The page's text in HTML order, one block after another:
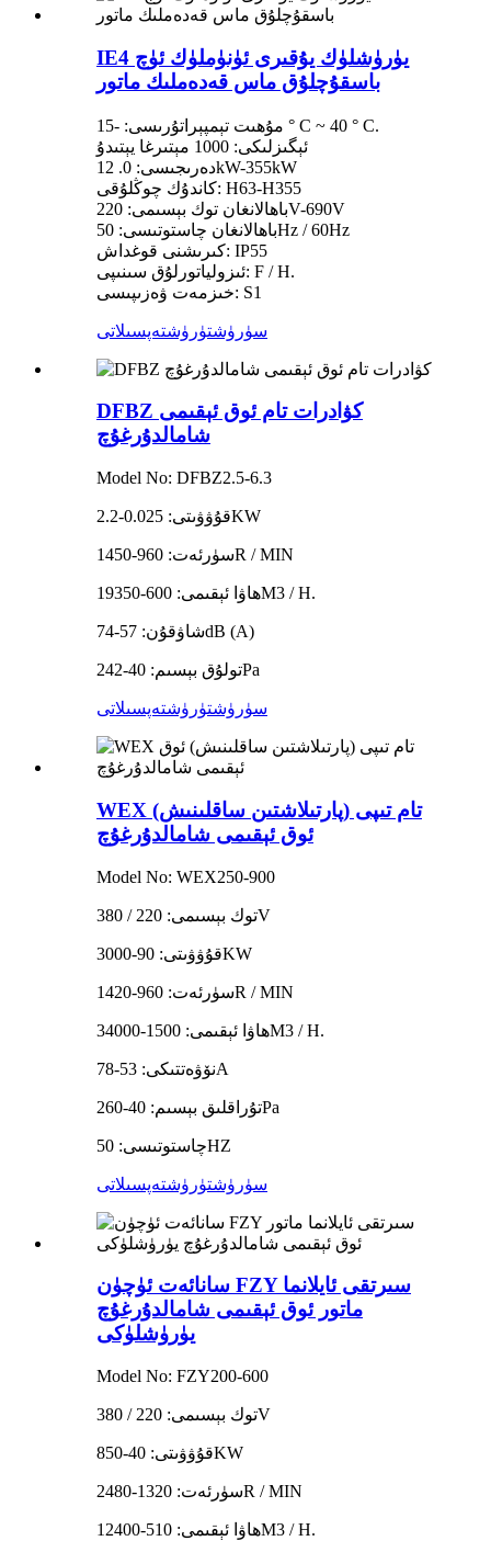
IE4 يۈرۈشلۈك يۇقىرى ئۈنۈملۈك ئۈچ
باسقۇچلۇق ماس قەدەملىك ماتور
مۇھىت تېمپېراتۇرىسى: -15 ° C ~ 40 ° C.
ئېگىزلىكى: 1000 مېتىرغا يېتىدۇ
دەرىجىسى: 0. 12kW-355kW
كاندۇك چوڭلۇقى: H63-H355
باھالانغان توك بېسىمى: 220V-690V
باھالانغان چاستوتىسى: 50Hz / 60Hz
كىرىشنى قوغداش: IP55
ئىزولياتورلۇق سىنىپى: F / H.
خىزمەت ۋەزىپىسى: S1
سۈرۈشتۈرۈشتەپسىلاتى
DFBZ كۋادرات تام ئوق ئېقىمى
شامالدۇرغۇچ
Model No: DFBZ2.5-6.3
قۇۋۋىتى: 0.025-2.2KW
سۈرئەت: 960-1450R / MIN
ھاۋا ئېقىمى: 600-19350M3 / H.
شاۋقۇن: 57-74dB (A)
تولۇق بېسىم: 40-242Pa
سۈرۈشتۈرۈشتەپسىلاتى
WEX تام تىپى (پارتىلاشتىن ساقلىنىش)
ئوق ئېقىمى شامالدۇرغۇچ
Model No: WEX250-900
توك بېسىمى: 220 / 380V
قۇۋۋىتى: 90-3000KW
سۈرئەت: 960-1420R / MIN
ھاۋا ئېقىمى: 1500-34000M3 / H.
نۆۋەتتىكى: 53-78A
تۇراقلىق بېسىم: 40-260Pa
چاستوتىسى: 50HZ
سۈرۈشتۈرۈشتەپسىلاتى
سانائەت ئۈچۈن FZY سىرتقى ئايلانما
ماتور ئوق ئېقىمى شامالدۇرغۇچ
يۈرۈشلۈكى
Model No: FZY200-600
توك بېسىمى: 220 / 380V
قۇۋۋىتى: 40-850KW
سۈرئەت: 1320-2480R / MIN
ھاۋا ئېقىمى: 510-12400M3 / H.